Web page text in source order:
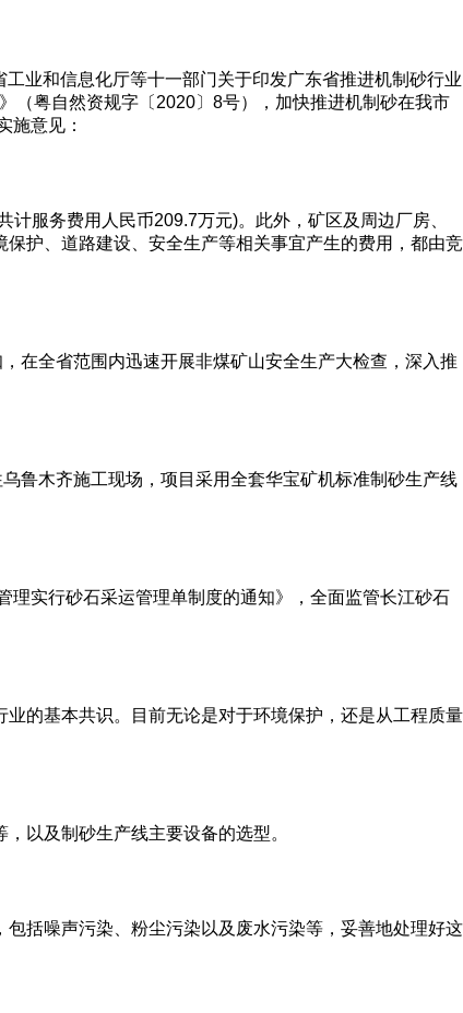
业和信息化厅等十一部门关于印发广东省推进机制砂行业
（粤自然资规字〔2020〕8号），加快推进机制砂在我市
施意见：
服务费用人民币209.7万元)。此外，矿区及周边厂房、
护、道路建设、安全生产等相关事宜产生的费用，都由竞
在全省范围内迅速开展非煤矿山安全生产大检查，深入推
鲁木齐施工现场，项目采用全套华宝矿机标准制砂生产线
实行砂石采运管理单制度的通知》，全面监管长江砂石
的基本共识。目前无论是对于环境保护，还是从工程质量
等，以及制砂生产线主要设备的选型。
括噪声污染、粉尘污染以及废水污染等，妥善地处理好这